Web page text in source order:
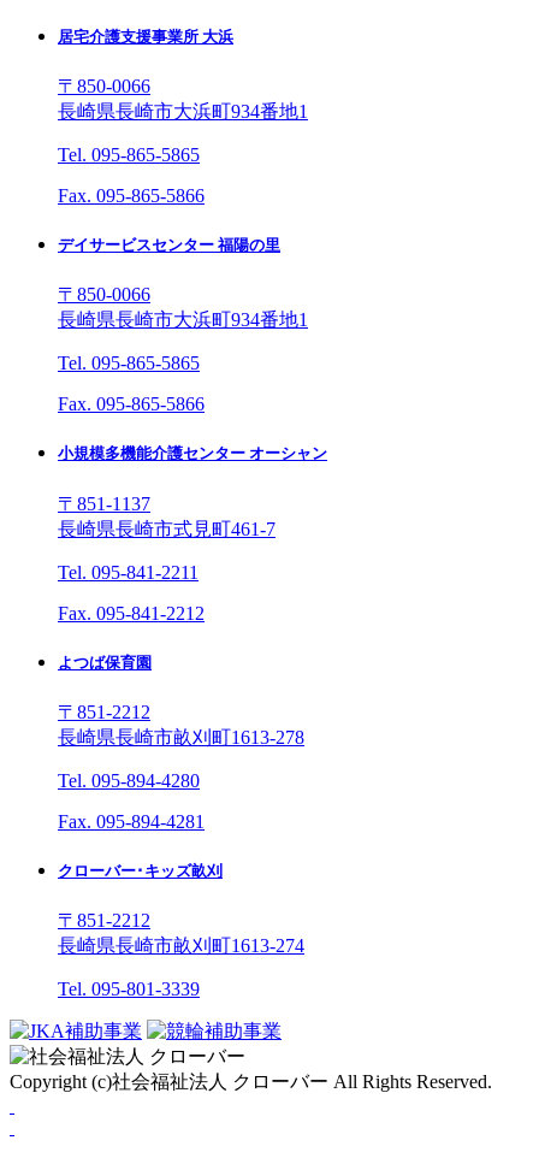
居宅介護支援事業所 大浜
〒850-0066
長崎県長崎市大浜町934番地1
Tel. 095-865-5865
Fax. 095-865-5866
デイサービスセンター 福陽の里
〒850-0066
長崎県長崎市大浜町934番地1
Tel. 095-865-5865
Fax. 095-865-5866
小規模多機能介護センター オーシャン
〒851-1137
長崎県長崎市式見町461-7
Tel. 095-841-2211
Fax. 095-841-2212
よつば保育園
〒851-2212
長崎県長崎市畝刈町1613-278
Tel. 095-894-4280
Fax. 095-894-4281
クローバー･キッズ畝刈
〒851-2212
長崎県長崎市畝刈町1613-274
Tel. 095-801-3339
Copyright (c)社会福祉法人 クローバー All Rights Reserved.